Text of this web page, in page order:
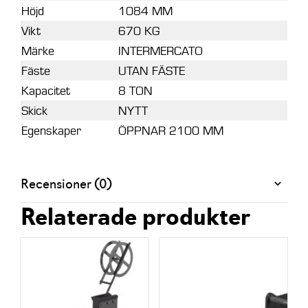
Höjd
1084 MM
Vikt
670 KG
Märke
INTERMERCATO
Fäste
UTAN FÄSTE
Kapacitet
8 TON
Skick
NYTT
Egenskaper
ÖPPNAR 2100 MM
Recensioner (0)
Relaterade produkter